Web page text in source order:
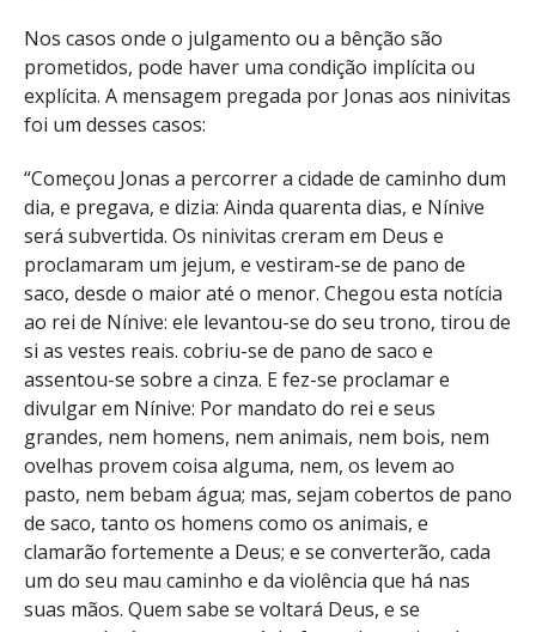
Nos casos onde o julgamento ou a bênção são
prometidos, pode haver uma condição implícita ou
explícita. A mensagem pregada por Jonas aos ninivitas
foi um desses casos:
“Começou Jonas a percorrer a cidade de caminho dum
dia, e pregava, e dizia: Ainda quarenta dias, e Nínive
será subvertida. Os ninivitas creram em Deus e
proclamaram um jejum, e vestiram-se de pano de
saco, desde o maior até o menor. Chegou esta notícia
ao rei de Nínive: ele levantou-se do seu trono, tirou de
si as vestes reais. cobriu-se de pano de saco e
assentou-se sobre a cinza. E fez-se proclamar e
divulgar em Nínive: Por mandato do rei e seus
grandes, nem homens, nem animais, nem bois, nem
ovelhas provem coisa alguma, nem, os levem ao
pasto, nem bebam água; mas, sejam cobertos de pano
de saco, tanto os homens como os animais, e
clamarão fortemente a Deus; e se converterão, cada
um do seu mau caminho e da violência que há nas
suas mãos. Quem sabe se voltará Deus, e se